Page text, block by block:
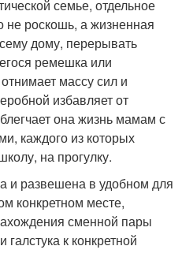
семье, отдельное
не роскошь, а жизненная
дому, перерывать
ремешка или
массу сил и
избавляет от
она жизнь мамам с
каждого из которых
на прогулку.
и развешена в удобном для
конкретном месте,
сменной пары
к конкретной